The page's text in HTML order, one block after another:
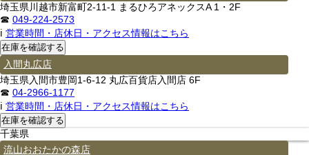
埼玉県川越市新富町2-11-1 まるひろアネックスA 1・2F
☎ 049-224-2573
ℹ 営業時間・店休日・アクセス情報はこちら
入間丸広店
埼玉県入間市豊岡1-6-12 丸広百貨店入間店 6F
☎ 04-2966-1177
ℹ 営業時間・店休日・アクセス情報はこちら
千葉県
流山おおたかの森店